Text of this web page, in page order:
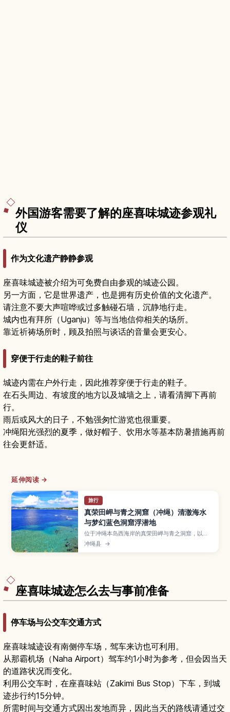
外国游客需要了解的座喜味城迹参观礼
仪
作为文化遗产静静参观
座喜味城迹被介绍为可免费自由参观的城迹公园。
另一方面，它是世界遗产，也是拥有历史价值的文化遗产。
请注意不要大声喧哗或过多触碰石墙，沉静地行走。
城内也有拜所（Uganju）等与当地信仰相关的场所。
靠近祈祷场所时，顾及拍照与谈话的音量会更安心。
穿便于行走的鞋子前往
城迹内需在户外行走，因此推荐穿便于行走的鞋子。
在石头周边、有坡度的地方以及城墙之上，请看清脚下再前
行。
雨后或风大的日子，不勉强匆忙游览也很重要。
冲绳阳光强烈的夏季，做好帽子、饮用水等基本防暑措施再前
往会更舒适。
延伸阅读 →
旅行
真荣田岬与青之洞窟（冲绳）清澈海水
与梦幻蓝色洞窟浮潜地
位于冲绳本岛西海岸的真荣田岬与青之洞窟，以透
明海水和梦幻蔚蓝光影而闻名，是人气浮潜与潜水
圣地。本文介绍报名前需了解的行程类型、适合初
冲绳县 →
座喜味城迹怎么去与事前准备
停车场与公交车交通方式
座喜味城迹设有南侧停车场，驾车来访也可利用。
从那霸机场（Naha Airport）驾车约1小时为参考，但会因当天
的道路状况而变化。
利用公交车时，在座喜味站（Zakimi Bus Stop）下车，到城
迹步行约15分钟。
所需时间与交通方式因出发地而异，因此当天的路线请通过交